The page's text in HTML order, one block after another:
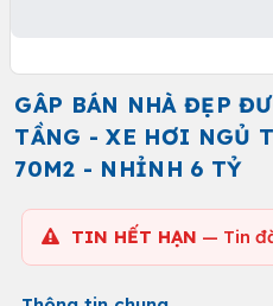
GÂP BÁN NHÀ ĐẸP
TẦNG - XE HƠI NGỦ
70M2 - NHỈNH 6 TỶ
TIN HẾT HẠN — Tin